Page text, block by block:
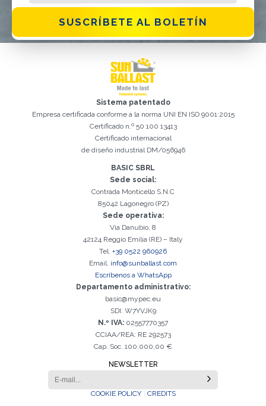
SUSCRÍBETE AL BOLETÍN
Registro exitoso. Verifique su casilla de correo electrónico para
continuar con la activación
Sistema patentado
Empresa certificada conforme a la norma UNI EN ISO 9001:2015
Certificado n.º 50 100 13413
Certificado internacional
de diseño industrial DM/056946
BASIC SBRL
Sede social:
Contrada Monticello S.N.C
85042 Lagonegro (PZ)
Sede operativa:
Via Danubio, 8
42124 Reggio Emilia (RE) – Italy
Tel. +39 0522 960926
Email. info@sunballast.com
Escríbenos a WhatsApp
Departamento administrativo:
basic@mypec.eu
SDI: W7YVJK9
N.º IVA: 02557770357
CCIAA/REA: RE 292573
Cap. Soc. 100.000,00 €
NEWSLETTER
COOKIE POLICY CREDITS